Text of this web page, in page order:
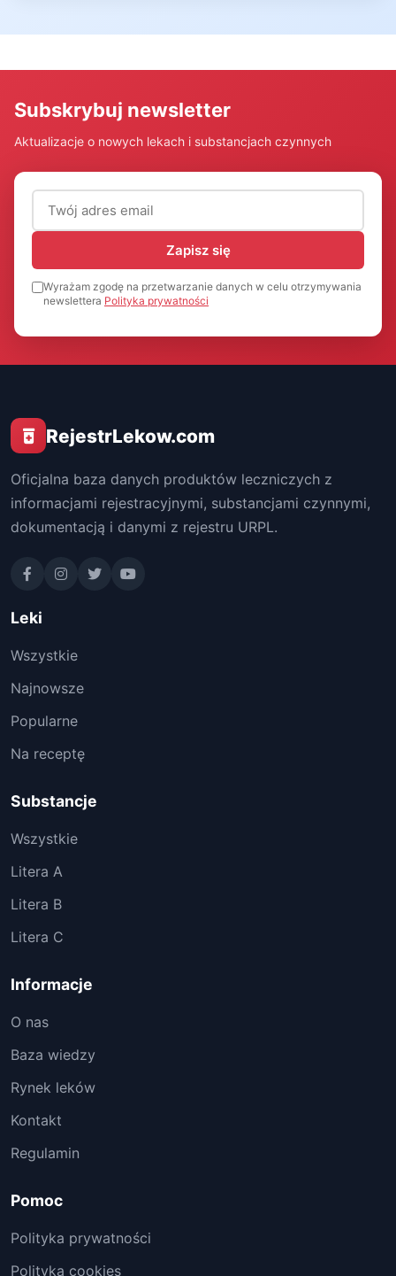
Subskrybuj newsletter
Aktualizacje o nowych lekach i substancjach czynnych
Adres email (wymagany)
Zapisz się
Wyrażam zgodę na przetwarzanie danych w celu otrzymywania
newslettera Polityka prywatności
RejestrLekow.com
Oficjalna baza danych produktów leczniczych z
informacjami rejestracyjnymi, substancjami czynnymi,
dokumentacją i danymi z rejestru URPL.
Leki
Wszystkie
Najnowsze
Popularne
Na receptę
Substancje
Wszystkie
Litera A
Litera B
Litera C
Informacje
O nas
Baza wiedzy
Rynek leków
Kontakt
Regulamin
Pomoc
Polityka prywatności
Polityka cookies